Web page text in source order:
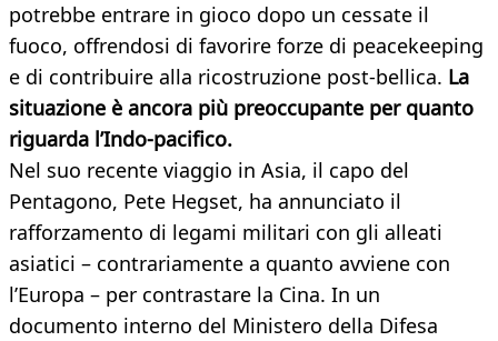
potrebbe entrare in gioco dopo un cessate il
fuoco, offrendosi di favorire forze di peacekeeping
e di contribuire alla ricostruzione post-bellica. La
situazione è ancora più preoccupante per quanto
riguarda l’Indo-pacifico.
Nel suo recente viaggio in Asia, il capo del
Pentagono, Pete Hegset, ha annunciato il
rafforzamento di legami militari con gli alleati
asiatici – contrariamente a quanto avviene con
l’Europa – per contrastare la Cina. In un
documento interno del Ministero della Difesa